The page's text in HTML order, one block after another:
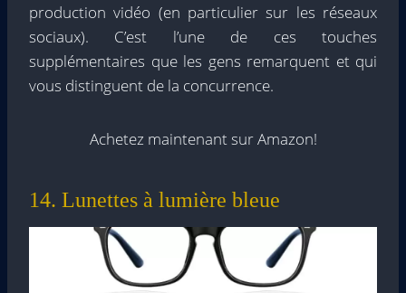
production vidéo (en particulier sur les réseaux
sociaux). C’est l’une de ces touches
supplémentaires que les gens remarquent et qui
vous distinguent de la concurrence.
Achetez maintenant sur Amazon!
14. Lunettes à lumière bleue